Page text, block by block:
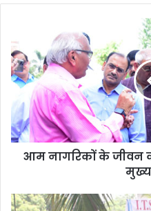
आम नागरिकों के जीवन